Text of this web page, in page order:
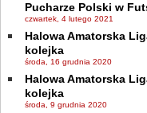
Pucharze Polski w
czwartek, 4 lutego 2021
Halowa Amatorska
kolejka
środa, 16 grudnia 2020
Halowa Amatorska
kolejka
środa, 9 grudnia 2020